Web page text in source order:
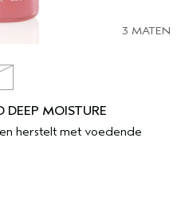
3 MATEN
MOISTURE
herstelt met voedende